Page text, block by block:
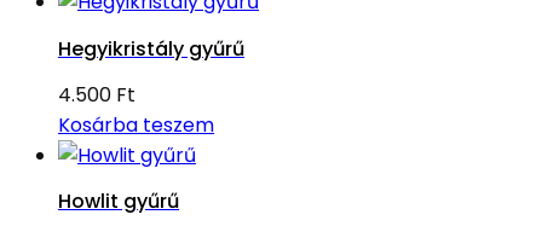
Hegyikristály gyűrű
4.500 Ft
Kosárba teszem
Howlit gyűrű